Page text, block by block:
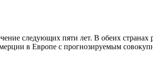
следующих пяти лет. В обеих странах
в Европе с прогнозируемым